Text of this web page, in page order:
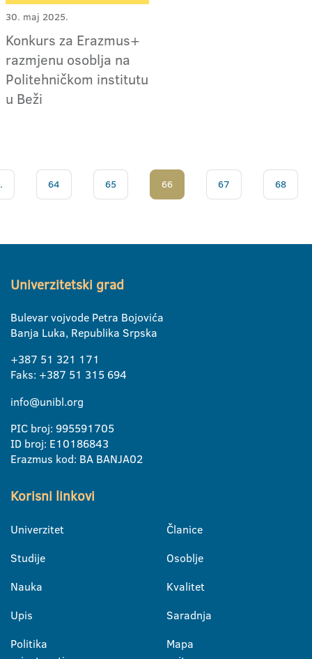
30. maj 2025.
Konkurs za Erazmus+
razmjenu osoblja na
Politehničkom institutu
u Beži
64 65 66 67 68
Univerzitetski grad
Bulevar vojvode Petra Bojovića
Banja Luka, Republika Srpska
+387 51 321 171
Faks: +387 51 315 694
info@unibl.org
PIC broj: 995591705
ID broj: E10186843
Erazmus kod: BA BANJA02
Korisni linkovi
Univerzitet
Studije
Nauka
Upis
Politika
Članice
Osoblje
Kvalitet
Saradnja
Mapa